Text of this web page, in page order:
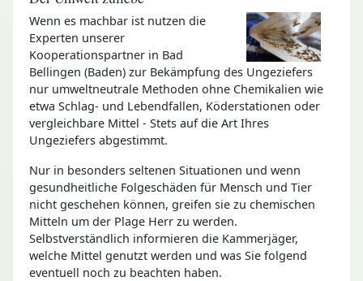
Wenn es machbar ist nutzen die
Experten unserer
Kooperationspartner in Bad
Bellingen (Baden) zur Bekämpfung des Ungeziefers
nur umweltneutrale Methoden ohne Chemikalien wie
etwa Schlag- und Lebendfallen, Köderstationen oder
vergleichbare Mittel - Stets auf die Art Ihres
Ungeziefers abgestimmt.
Nur in besonders seltenen Situationen und wenn
gesundheitliche Folgeschäden für Mensch und Tier
nicht geschehen können, greifen sie zu chemischen
Mitteln um der Plage Herr zu werden.
Selbstverständlich informieren die Kammerjäger,
welche Mittel genutzt werden und was Sie folgend
eventuell noch zu beachten haben.